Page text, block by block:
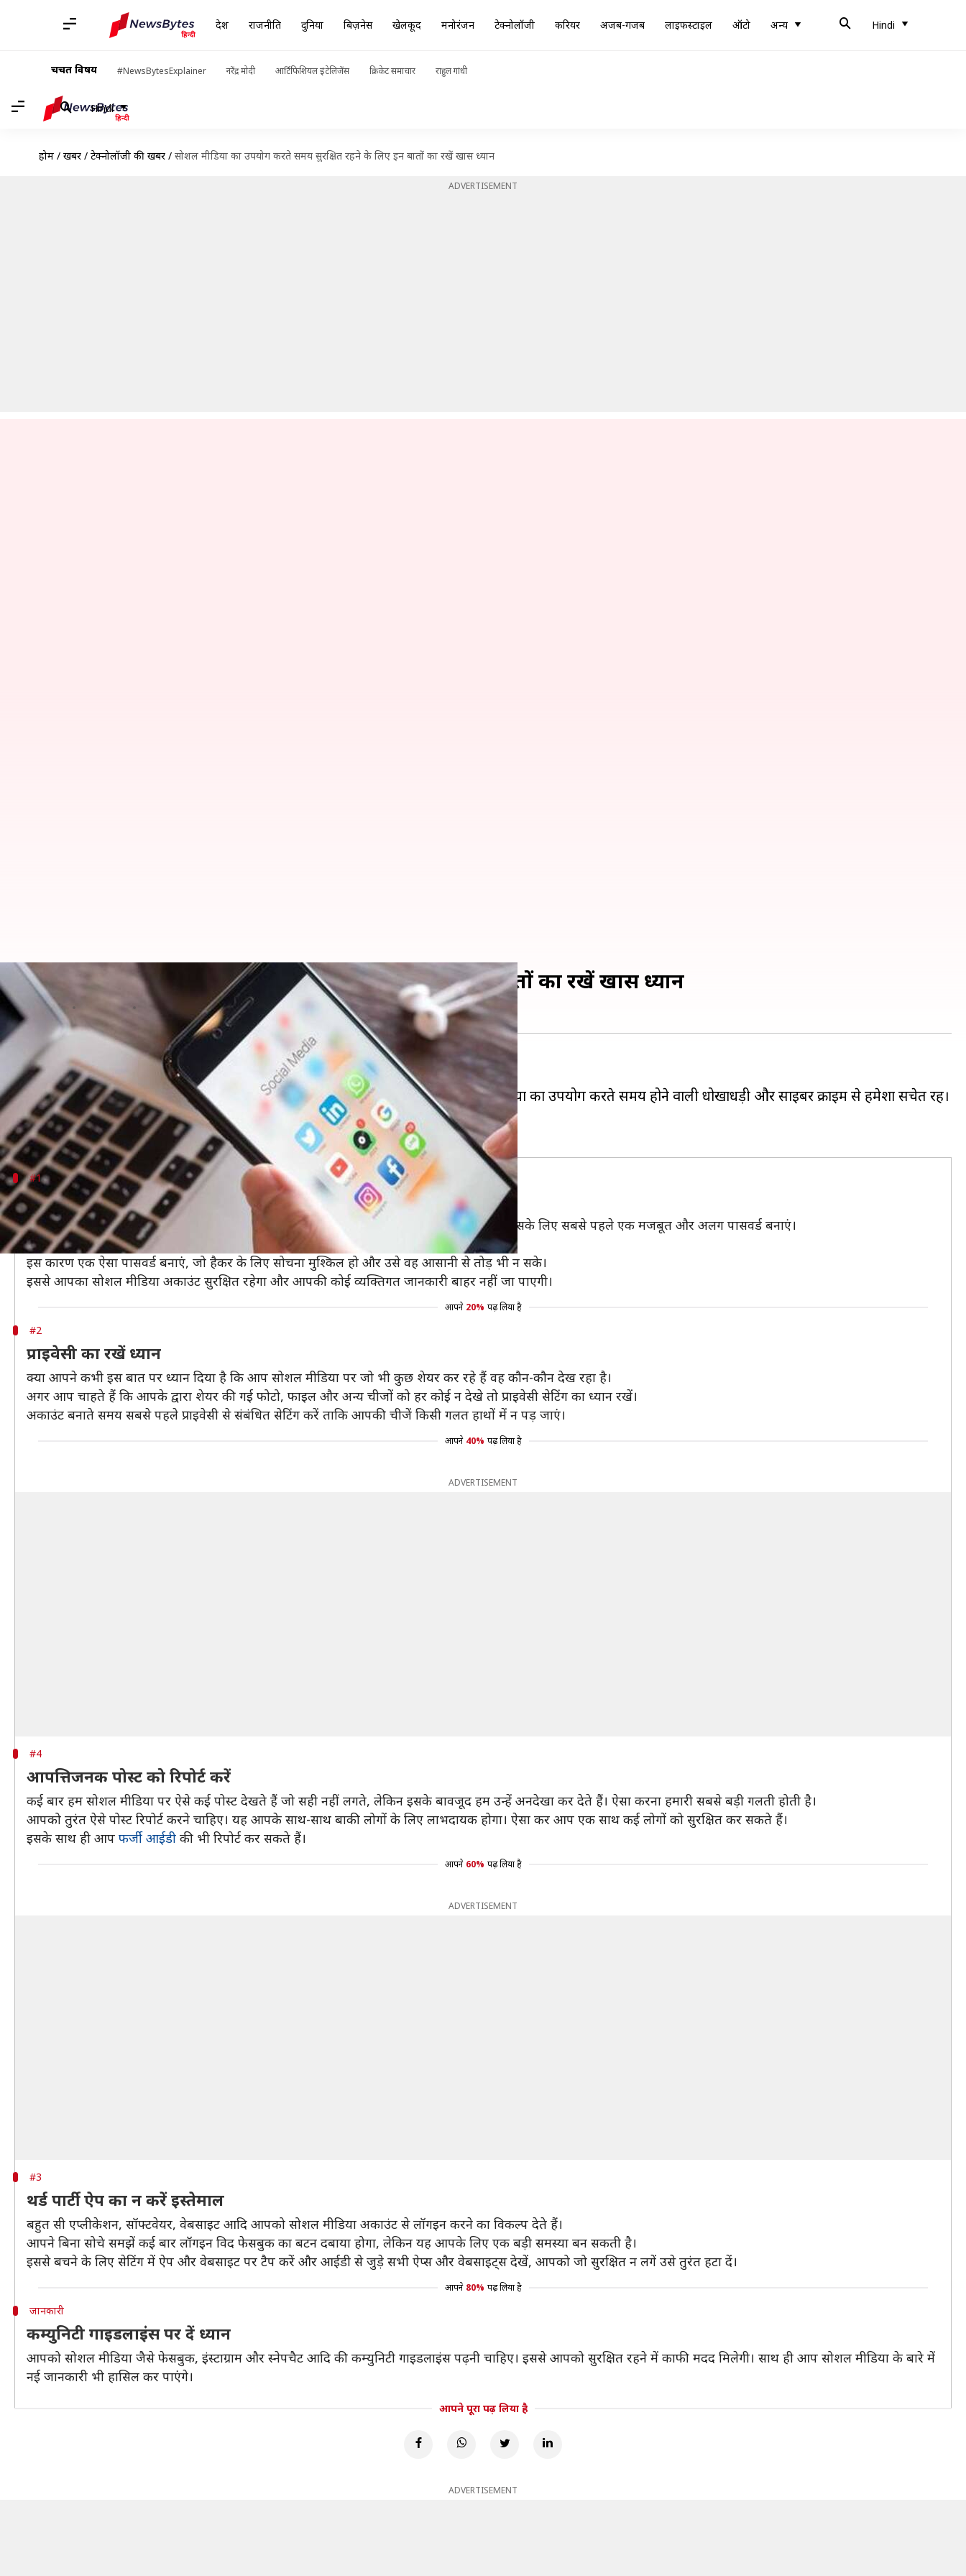
देश राजनीति दुनिया बिज़नेस खेलकूद मनोरंजन टेक्नोलॉजी करियर अजब-गजब लाइफस्टाइल ऑटो अन्य Hindi
चर्चित विषय #NewsBytesExplainer नरेंद्र मोदी आर्टिफिशियल इंटेलिजेंस क्रिकेट समाचार राहुल गांधी
Hindi
होम / खबरें / टेक्नोलॉजी की खबरें / सोशल मीडिया का उपयोग करते समय सुरक्षित रहने के लिए इन बातों का रखें खास ध्यान
ADVERTISEMENT
सोशल मीडिया का उपयोग करते समय सुरक्षित रहने के लिए इन बातों का रखें खास ध्यान
लेखन मोना दीक्षित Jun 04, 2020 06:43 pm
क्या है खबर?
सोशल मीडिया ने लोगों की दुनिया में अपनी अलग ही जगह बना ली है।
कुछ लोग तो ऐसे हैं, जिनका दिन इसका उपयोग किए बिना पूरा ही नहीं होता है, लेकिन सोशल मीडिया का उपयोग करते समय होने वाली धोखाधड़ी और साइबर क्राइम से हमेशा सचेत रहें।
अभी तक कई बार लोगों को ऐसा न करने का खामियाजा भुगतान पड़ा है।
#1
मजूबत पासवर्ड बनाएं
किसी भी सोशल मीडिया प्लेटफॉर्म का उपयोग करते समय अपने आपको सुरक्षित रखना बहुत जरूरी है। इसके लिए सबसे पहले एक मजबूत और अलग पासवर्ड बनाएं।
यह एक ऐसी चीज है, जिसके बिना आप अपना अकाउंट नहीं खोल सकते हैं।
इस कारण एक ऐसा पासवर्ड बनाएं, जो हैकर के लिए सोचना मुश्किल हो और उसे वह आसानी से तोड़ भी न सके।
इससे आपका सोशल मीडिया अकाउंट सुरक्षित रहेगा और आपकी कोई व्यक्तिगत जानकारी बाहर नहीं जा पाएगी।
आपने 20% पढ़ लिया है
#2
प्राइवेसी का रखें ध्यान
क्या आपने कभी इस बात पर ध्यान दिया है कि आप सोशल मीडिया पर जो भी कुछ शेयर कर रहे हैं वह कौन-कौन देख रहा है।
अगर आप चाहते हैं कि आपके द्वारा शेयर की गई फोटो, फाइल और अन्य चीजों को हर कोई न देखे तो प्राइवेसी सेटिंग का ध्यान रखें।
अकाउंट बनाते समय सबसे पहले प्राइवेसी से संबंधित सेटिंग करें ताकि आपकी चीजें किसी गलत हाथों में न पड़ जाएं।
आपने 40% पढ़ लिया है
ADVERTISEMENT
#4
आपत्तिजनक पोस्ट को रिपोर्ट करें
कई बार हम सोशल मीडिया पर ऐसे कई पोस्ट देखते हैं जो सही नहीं लगते, लेकिन इसके बावजूद हम उन्हें अनदेखा कर देते हैं। ऐसा करना हमारी सबसे बड़ी गलती होती है।
आपको तुरंत ऐसे पोस्ट रिपोर्ट करने चाहिए। यह आपके साथ-साथ बाकी लोगों के लिए लाभदायक होगा। ऐसा कर आप एक साथ कई लोगों को सुरक्षित कर सकते हैं।
इसके साथ ही आप फर्जी आईडी की भी रिपोर्ट कर सकते हैं।
आपने 60% पढ़ लिया है
ADVERTISEMENT
#3
थर्ड पार्टी ऐप का न करें इस्तेमाल
बहुत सी एप्लीकेशन, सॉफ्टवेयर, वेबसाइट आदि आपको सोशल मीडिया अकाउंट से लॉगइन करने का विकल्प देते हैं।
आपने बिना सोचे समझें कई बार लॉगइन विद फेसबुक का बटन दबाया होगा, लेकिन यह आपके लिए एक बड़ी समस्या बन सकती है।
इससे बचने के लिए सेटिंग में ऐप और वेबसाइट पर टैप करें और आईडी से जुड़े सभी ऐप्स और वेबसाइट्स देखें, आपको जो सुरक्षित न लगें उसे तुरंत हटा दें।
आपने 80% पढ़ लिया है
जानकारी
कम्युनिटी गाइडलाइंस पर दें ध्यान
आपको सोशल मीडिया जैसे फेसबुक, इंस्टाग्राम और स्नेपचैट आदि की कम्युनिटी गाइडलाइंस पढ़नी चाहिए। इससे आपको सुरक्षित रहने में काफी मदद मिलेगी। साथ ही आप सोशल मीडिया के बारे में
नई जानकारी भी हासिल कर पाएंगे।
आपने पूरा पढ़ लिया है
ADVERTISEMENT